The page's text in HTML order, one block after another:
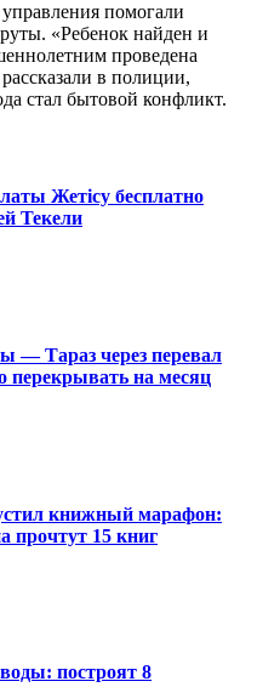
помогали
«Ребенок найден и
проведена
в полиции,
стал бытовой конфликт.
Жетісу бесплатно
Текели
— Тараз через перевал
перекрывать на месяц
книжный марафон:
прочтут 15 книг
построят 8